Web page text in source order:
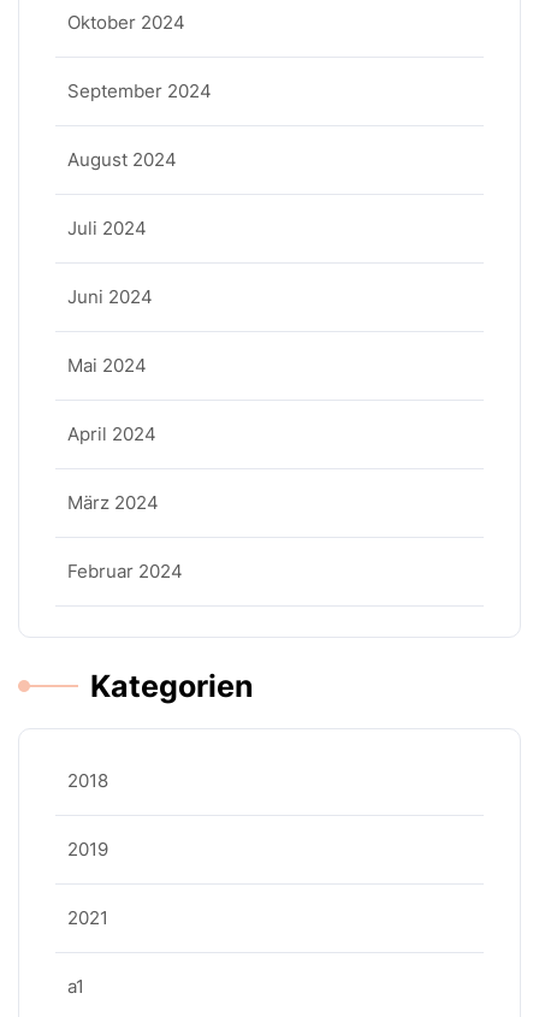
Oktober 2024
September 2024
August 2024
Juli 2024
Juni 2024
Mai 2024
April 2024
März 2024
Februar 2024
Kategorien
2018
2019
2021
a1